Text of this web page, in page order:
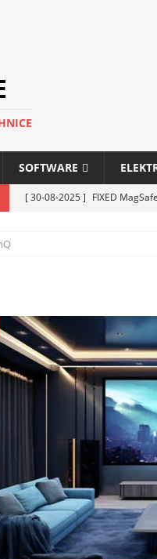
SOFTWARE
[ 30-08-2025 ] FIXED
C5100 a 6100
PERIFERIE
[ 09-05-2025 ] Domácí pec
OSTATNÍ
Blockchain a
SOFTWARE